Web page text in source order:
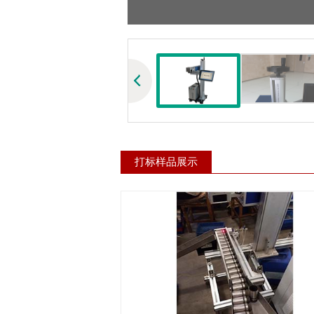
打标样品展示